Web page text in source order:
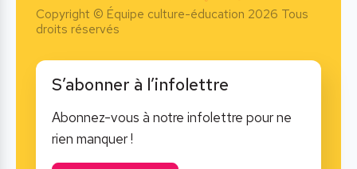
Copyright © Équipe culture-éducation 2026 Tous
droits réservés
S’abonner à l’infolettre
Abonnez-vous à notre infolettre pour ne
rien manquer !